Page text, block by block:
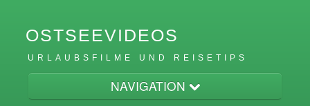
OSTSEEVIDEOS
URLAUBSFILME UND REISETIPS
NAVIGATION